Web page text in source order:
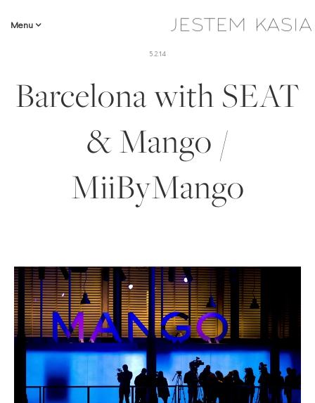
Menu
5.2.14
Barcelona with SEAT
& Mango /
MiiByMango